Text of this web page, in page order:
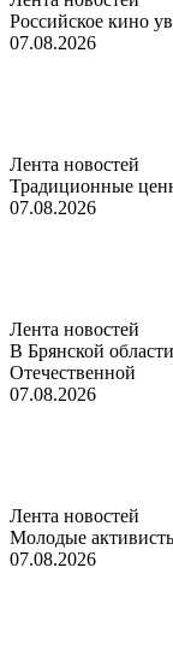
Российское кино
07.08.2026
Лента новостей
Традиционные
07.08.2026
Лента новостей
В Брянской
Отечественной
07.08.2026
Лента новостей
Молодые
07.08.2026